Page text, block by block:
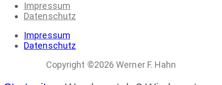
Impressum
Datenschutz
Impressum
Datenschutz
Copyright ©2026 Werner F. Hahn